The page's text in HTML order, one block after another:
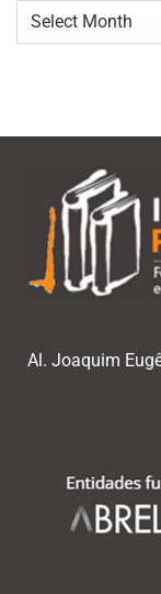
Navegar
Al. Joaquim